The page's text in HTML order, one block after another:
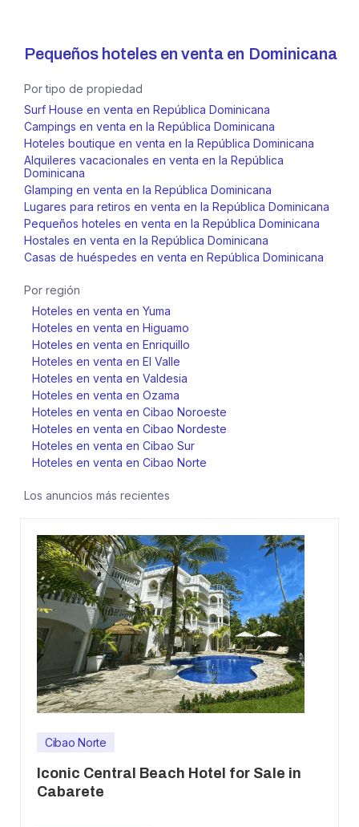
Pequeños hoteles en venta en Dominicana
Por tipo de propiedad
Surf House en venta en República Dominicana
Campings en venta en la República Dominicana
Hoteles boutique en venta en la República Dominicana
Alquileres vacacionales en venta en la República
Dominicana
Glamping en venta en la República Dominicana
Lugares para retiros en venta en la República Dominicana
Pequeños hoteles en venta en la República Dominicana
Hostales en venta en la República Dominicana
Casas de huéspedes en venta en República Dominicana
Por región
Hoteles en venta en Yuma
Hoteles en venta en Higuamo
Hoteles en venta en Enriquillo
Hoteles en venta en El Valle
Hoteles en venta en Valdesia
Hoteles en venta en Ozama
Hoteles en venta en Cibao Noroeste
Hoteles en venta en Cibao Nordeste
Hoteles en venta en Cibao Sur
Hoteles en venta en Cibao Norte
Los anuncios más recientes
Cibao Norte
Iconic Central Beach Hotel for Sale in
Cabarete